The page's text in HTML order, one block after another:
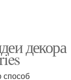
декора